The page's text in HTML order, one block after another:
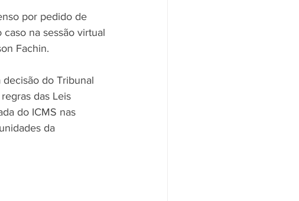
por pedido de
na sessão virtual
Fachin.
do Tribunal
das Leis
do ICMS nas
da